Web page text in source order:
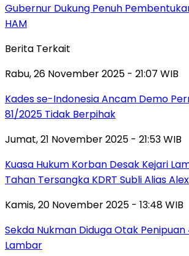
Gubernur Dukung Penuh
HAM
Berita Terkait
Rabu, 26 November 2025 - 21:07 WIB
Kades se-Indonesia Ancam Demo
81/2025 Tidak Berpihak
Jumat, 21 November 2025 - 21:53 WIB
Kuasa Hukum Korban Desak Kejari
Tahan Tersangka KDRT Subli Alias Alex
Kamis, 20 November 2025 - 13:48 WIB
Sekda Nukman Diduga Otak
Lambar